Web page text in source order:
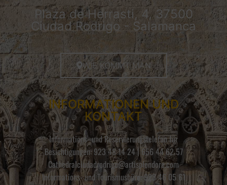
Plaza de Herrasti, 4, 37500
Ciudad Rodrigo - Salamanca
WIE KOMMT MAN
INFORMATIONEN UND
KONTAKT
Informations- und Reservierungstelefon für
Besichtigungen: 923 48 14 24 | 656 44 62 57
Cathedralciudadrodrigo@artisplendore.com
Informations- und Tourismusbüro: 923 46 05 61